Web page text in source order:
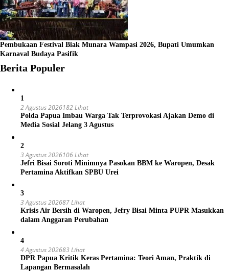
Pembukaan Festival Biak Munara Wampasi 2026, Bupati Umumkan
Karnaval Budaya Pasifik
Berita Populer
1
2 Agustus 2026182 Lihat
Polda Papua Imbau Warga Tak Terprovokasi Ajakan Demo di
Media Sosial Jelang 3 Agustus
2
3 Agustus 2026106 Lihat
Jefri Bisai Soroti Minimnya Pasokan BBM ke Waropen, Desak
Pertamina Aktifkan SPBU Urei
3
3 Agustus 202687 Lihat
Krisis Air Bersih di Waropen, Jefry Bisai Minta PUPR Masukkan
dalam Anggaran Perubahan
4
4 Agustus 202683 Lihat
DPR Papua Kritik Keras Pertamina: Teori Aman, Praktik di
Lapangan Bermasalah